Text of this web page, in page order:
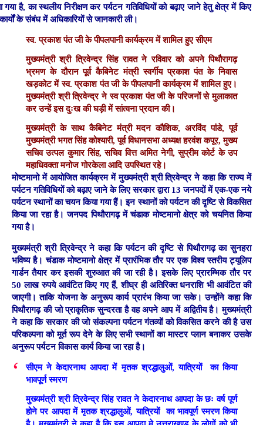
गया है, का स्थलीय निरीक्षण कर पर्यटन गतिविधियों को बढ़ाए जाने हेतु क्षेत्र में किए
के संबंध में अधिकारियों से जानकारी ली।
स्व. प्रकाश पंत जी के पीपलपानी कार्यक्रम में शामिल हुए सीएम
मुख्यमंत्री श्री त्रिवेन्द्र सिंह रावत ने रविवार को अपने पिथौरागढ़
भ्रमण के दौरान पूर्व कैबिनेट मंत्री स्वर्गीय प्रकाश पंत के निवास
खड़कोट में स्व. प्रकाश पंत जी के पीपलपानी कार्यक्रम में शामिल हुए।
मुख्यमंत्री श्री त्रिवेन्द्र ने स्व प्रकाश पंत जी के परिजनों से मुलाकात
कर उन्हें इस दुःख की घड़ी में सांत्वना प्रदान की।
मुख्यमंत्री के साथ कैबिनेट मंत्री मदन कौशिक, अरविंद पांडे, पूर्व
मुख्यमंत्री भगत सिंह कोश्यारी, पूर्व विधानसभा अध्यक्ष हरवंश कपूर, मुख्य
सचिव उत्पल कुमार सिंह, सचिव वित्त अमित नेगी, सुप्रीम कोर्ट के उप
महाधिवक्ता मनोज गोरकेला आदि उपस्थित रहे।
मोष्टमानो में आयोजित कार्यक्रम में मुख्यमंत्री श्री त्रिवेन्द्र ने कहा कि राज्य में
पर्यटन गतिविधियों को बढ़ाए जाने के लिए सरकार द्वारा 13 जनपदों में एक-एक नये
पर्यटन स्थानों का चयन किया गया हैं। इन स्थानों को पर्यटन की दृष्टि से विकसित
किया जा रहा है। जनपद पिथौरागढ़ में चंडाक मोष्टमानो क्षेत्र को चयनित किया
गया है।
मुख्यमंत्री श्री त्रिवेन्द्र ने कहा कि पर्यटन की दृष्टि से पिथौरागढ़ का सुनहरा
भविष्य है। चंडाक मोष्टमानो क्षेत्र में प्रारंभिक तौर पर एक विश्व स्तरीय ट्यूलिप
गार्डन तैयार कर इसकी शुरुआत की जा रही है। इसके लिए प्रारम्भिक तौर पर
50 लाख रुपये आवंटित किए गए हैं, शीघ्र ही अतिरिक्त धनराशि भी आवंटित की
जाएगी। ताकि योजना के अनुरूप कार्य प्रारंभ किया जा सके। उन्होंने कहा कि
पिथौरागढ़ की जो प्राकृतिक सुन्दरता है वह अपने आप में अद्वितीय है। मुख्यमंत्री
ने कहा कि सरकार की जो संकल्पना पर्यटन गंतव्यों को विकसित करने की है उस
परिकल्पना को मूर्त रूप देने के लिए सभी स्थानों का मास्टर प्लान बनाकर उसके
अनुरूप पर्यटन विकास कार्य किया जा रहा है।
सीएम ने केदारनाथ आपदा में मृतक श्रद्धालुओं, यात्रियों का किया
भावपूर्ण स्मरण
मुख्यमंत्री श्री त्रिवेन्द्र सिंह रावत ने केदारनाथ आपदा के छः वर्ष पूर्ण
होने पर आपदा में मृतक श्रद्धालुओं, यात्रियों का भावपूर्ण स्मरण किया